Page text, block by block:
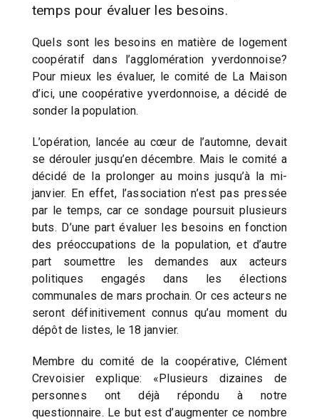
temps pour évaluer les besoins.
Quels sont les besoins en matière de logement
coopératif dans l’agglomération yverdonnoise?
Pour mieux les évaluer, le comité de La Maison
d’ici, une coopérative yverdonnoise, a décidé de
sonder la population.
L’opération, lancée au cœur de l’automne, devait
se dérouler jusqu’en décembre. Mais le comité a
décidé de la prolonger au moins jusqu’à la mi-
janvier. En effet, l’association n’est pas pressée
par le temps, car ce sondage poursuit plusieurs
buts. D’une part évaluer les besoins en fonction
des préoccupations de la population, et d’autre
part soumettre les demandes aux acteurs
politiques engagés dans les élections
communales de mars prochain. Or ces acteurs ne
seront définitivement connus qu’au moment du
dépôt de listes, le 18 janvier.
Membre du comité de la coopérative, Clément
Crevoisier explique: «Plusieurs dizaines de
personnes ont déjà répondu à notre
questionnaire. Le but est d’augmenter ce nombre